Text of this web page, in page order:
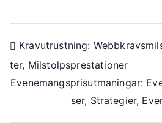
Post
navigation
Kravutrustning:
ter, Milstolpsprestationer
Evenemangsprisutmaningar:
ser, Strategier,